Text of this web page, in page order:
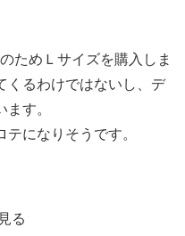
ためＬサイズを購入しま
くるわけではないし、デ
す。
になりそうです。
る